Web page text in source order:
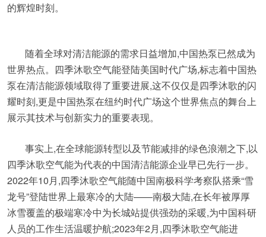
的辉煌时刻。
随着全球对清洁能源的需求日益增加,中国热泵已然成为
世界热点。四季沐歌空气能登陆美国时代广场,标志着中国热
泵在清洁能源领域取得了重要进展,这不仅仅是四季沐歌的闪
耀时刻,更是中国热泵在纽约时代广场这个世界焦点的舞台上
展示其技术与创新实力的重要表现。
事实上,在全球能源转型以及节能减排的绿色浪潮之下,以
四季沐歌空气能为代表的中国清洁能源企业早已先行一步。
2022年10月,四季沐歌空气能随中国南极科学考察队搭乘“雪
龙号”登陆世界上最寒冷的大陆——南极大陆,在长年被厚厚
冰雪覆盖的极端寒冷中为长城站提供强劲的采暖,为中国科研
人员的工作生活温暖护航;2023年2月,四季沐歌空气能进